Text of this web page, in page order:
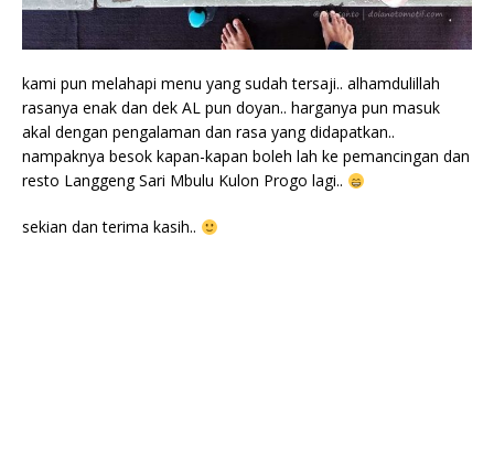
kami pun melahapi menu yang sudah tersaji.. alhamdulillah
rasanya enak dan dek AL pun doyan.. harganya pun masuk
akal dengan pengalaman dan rasa yang didapatkan..
nampaknya besok kapan-kapan boleh lah ke pemancingan dan
resto Langgeng Sari Mbulu Kulon Progo lagi..
sekian dan terima kasih..